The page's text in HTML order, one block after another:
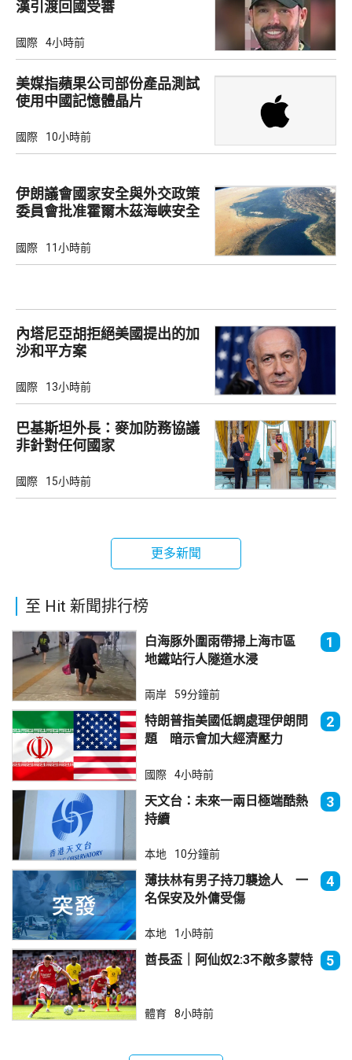
漢引渡回國受審
國際 4小時前
美媒指蘋果公司部份產品測試
使用中國記憶體晶片
國際 10小時前
伊朗議會國家安全與外交政策
委員會批准霍爾木茲海峽安全
國際 11小時前
內塔尼亞胡拒絕美國提出的加
沙和平方案
國際 13小時前
巴基斯坦外長：麥加防務協議
非針對任何國家
國際 15小時前
更多新聞
至 Hit 新聞排行榜
白海豚外圍雨帶掃上海市區
地鐵站行人隧道水浸
1
兩岸 59分鐘前
特朗普指美國低調處理伊朗問
題 暗示會加大經濟壓力
2
國際 4小時前
天文台：未來一兩日極端酷熱
持續
3
本地 10分鐘前
薄扶林有男子持刀襲途人 一
名保安及外傭受傷
4
本地 1小時前
酋長盃｜阿仙奴2:3不敵多蒙特 5
體育 8小時前